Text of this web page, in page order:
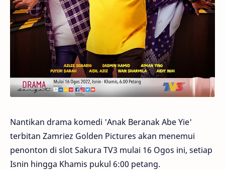
Nantikan drama komedi 'Anak Beranak Abe Yie'
terbitan Zamriez Golden Pictures akan menemui
penonton di slot Sakura TV3 mulai 16 Ogos ini, setiap
Isnin hingga Khamis pukul 6:00 petang.